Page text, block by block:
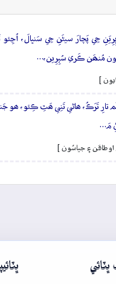
جِي پَچارَ سيڻَنِ جِي سَنڀالَ،
مُنھَن ڪَري سُپِرِين،…
]
تارِ تَرَڪُ، ھاڻي تَنِي ھَٿِ ڪِئو، ھو
مَ…
اوطاقن ۽ جياسُون ]
ڀٽائي